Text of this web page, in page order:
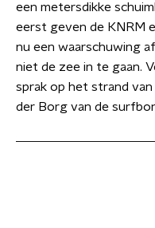
een metersdikke
eerst geven de KNRM
nu een waarschuwing
niet de zee in te gaan.
sprak op het strand
der Borg van de